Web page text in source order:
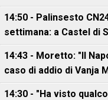
14:50 - Palinsesto
settimana: a Castel di
14:43 - Moretto: "Il
caso di addio di Vanja
14:30 - "Ha visto